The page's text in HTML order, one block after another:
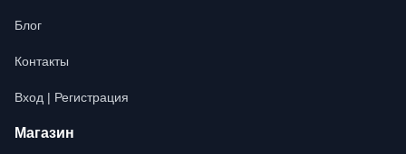
Блог
Контакты
Вход | Регистрация
Магазин